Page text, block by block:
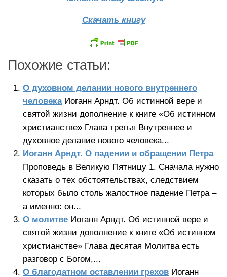
Скачать книгу
Похожие статьи:
О духовном делании нового внутреннего
человека Иоганн Арндт. Об истинной вере и
святой жизни дополнение к книге «Об истинном
христианстве» Глава третья Внутреннее и
духовное делание нового человека...
Иоганн Арндт. О падении и обращении Петра
Проповедь в Великую Пятницу 1. Сначала нужно
сказать о тех обстоятельствах, следствием
которых было столь жалостное падение Петра –
а именно: он...
О молитве Иоганн Арндт. Об истинной вере и
святой жизни дополнение к книге «Об истинном
христианстве» Глава десятая Молитва есть
разговор с Богом,...
О благодатном оставлении грехов Иоганн